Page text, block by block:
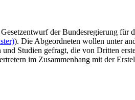
der Bundesregierung für
). Die Abgeordneten wollen unter
Studien gefragt, die von Dritten
im Zusammenhang mit der